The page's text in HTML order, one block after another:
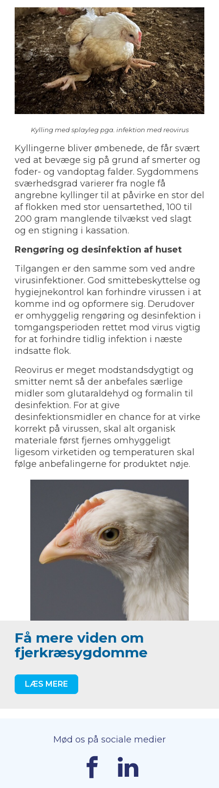
Kylling med splayleg pga. infektion med reovirus
Kyllingerne bliver ømbenede, de får svært
ved at bevæge sig på grund af smerter og
foder- og vandoptag falder. Sygdommens
sværhedsgrad varierer fra nogle få
angrebne kyllinger til at påvirke en stor del
af flokken med stor uensartethed, 100 til
200 gram manglende tilvækst ved slagt
og en stigning i kassation.
Rengøring og desinfektion af huset
Tilgangen er den samme som ved andre
virusinfektioner. God smittebeskyttelse og
hygiejnekontrol kan forhindre virussen i at
komme ind og opformere sig. Derudover
er omhyggelig rengøring og desinfektion i
tomgangsperioden rettet mod virus vigtig
for at forhindre tidlig infektion i næste
indsatte flok.
Reovirus er meget modstandsdygtigt og
smitter nemt så der anbefales særlige
midler som glutaraldehyd og formalin til
desinfektion. For at give
desinfektionsmidler en chance for at virke
korrekt på virussen, skal alt organisk
materiale først fjernes omhyggeligt
ligesom virketiden og temperaturen skal
følge anbefalingerne for produktet nøje.
Få mere viden om
fjerkræsygdomme
LÆS MERE
Mød os på sociale medier